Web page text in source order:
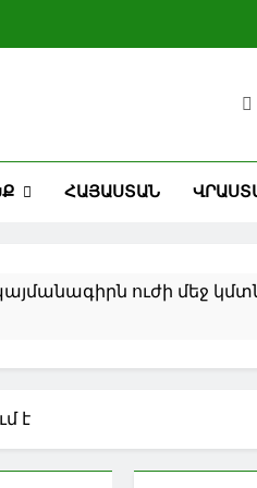
ՀԱՅԱՍՏԱՆ
ուժի մեջ
և բենզինի գները
է